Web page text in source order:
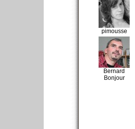
pimousse
Bernard
Bonjour